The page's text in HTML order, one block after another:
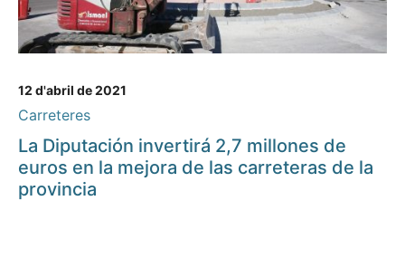
12 d'abril de 2021
Carreteres
La Diputación invertirá 2,7 millones de
euros en la mejora de las carreteras de la
provincia